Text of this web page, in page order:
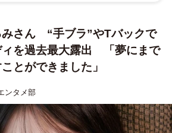
みさん “手ブラ”やTバックで
ィを過去最大露出 「夢にまで
とができました」
ンタメ部